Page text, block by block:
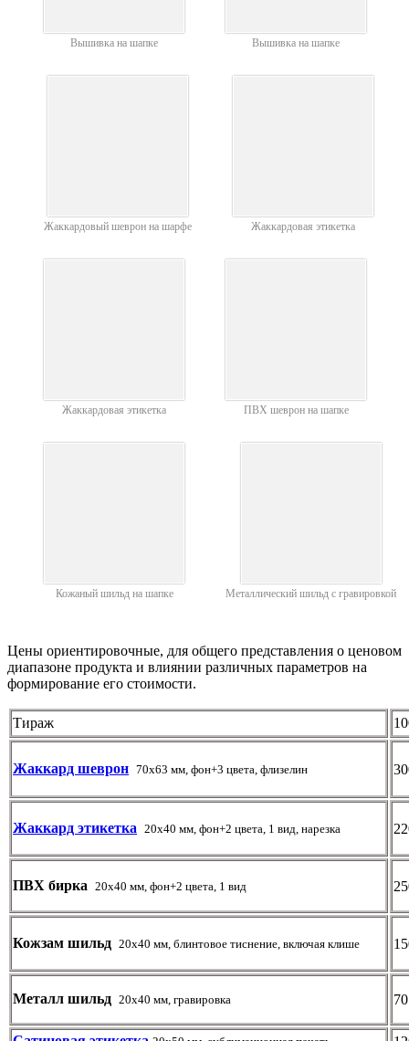
Вышивка на шапке Вышивка на шапке
Жаккардовый шеврон на шарфе Жаккардовая этикетка
Жаккардовая этикетка ПВХ шеврон на шапке
Кожаный шильд на шапке Металлический шильд с гравировкой
Цены ориентировочные, для общего представления о ценовом
диапазоне продукта и влиянии различных параметров на
формирование его стоимости.
Тираж
Жаккард шеврон 70х63 мм, фон+3 цвета, флизелин
Жаккард этикетка 20х40 мм, фон+2 цвета, 1 вид, нарезка
ПВХ бирка 20х40 мм, фон+2 цвета, 1 вид
Кожзам шильд 20х40 мм, блинтовое тиснение, включая клише
Металл шильд 20х40 мм, гравировка